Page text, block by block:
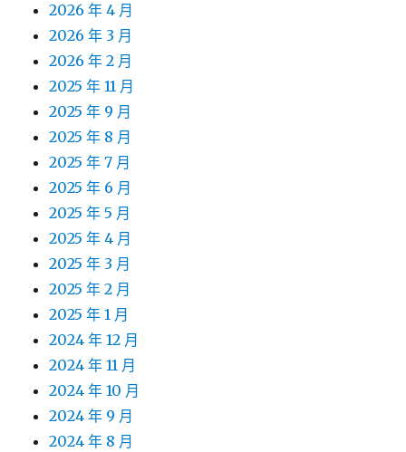
2026 年 4 月
2026 年 3 月
2026 年 2 月
2025 年 11 月
2025 年 9 月
2025 年 8 月
2025 年 7 月
2025 年 6 月
2025 年 5 月
2025 年 4 月
2025 年 3 月
2025 年 2 月
2025 年 1 月
2024 年 12 月
2024 年 11 月
2024 年 10 月
2024 年 9 月
2024 年 8 月